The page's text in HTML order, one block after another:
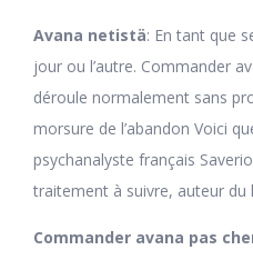
Avana netistä: En tant que
jour ou l’autre. Commander
déroule normalement sans
morsure de l’abandon Voici
psychanalyste français
traitement à suivre, auteur du
Commander avana pas